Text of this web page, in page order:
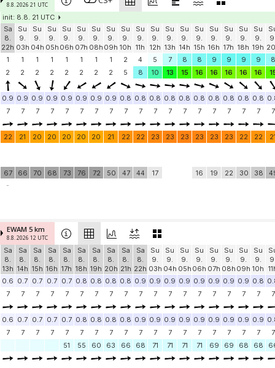
8.8. 2026 21 UTC
init: 8.8. 21 UTC
Sa
8.
22h
Su
9.
03h
Su
9.
04h
Su
9.
05h
Su
9.
06h
Su
9.
07h
Su
9.
08h
Su
9.
09h
Su
9.
10h
Su
9.
11h
Su
9.
12h
Su
9.
13h
Su
9.
14h
Su
9.
15h
Su
9.
16h
Su
9.
17h
Su
9.
18h
Su
9.
19h
1
1 1 1 1 1 1 1 2 4 5 7 8 8 9 9 9 9
8
2
2 2 2 2 2 2 2 5 8 10 13 15 16 16 16 16 16
0.9 0.9 0.9 0.9 0.9 0.9 0.9 0.9 0.8 0.8 0.8 0.8 0.8 0.8 0.8 0.8 0.8 0.8
7
7 7 7 7 7 7 7 7 7 7 7 7 7 7 7 7 7 7
22 21 20 20 20 20 20 21 22 22 23 23 23 23 23 23 22 22
67 66 70 68 73 76 72 50 47 44 17 16 19 22 30 38
-
EWAM 5 km
8.8. 2026 12 UTC
Sa
8.
13h
Sa
8.
14h
Sa
8.
15h
Sa
8.
16h
Sa
8.
17h
Sa
8.
18h
Sa
8.
19h
Sa
8.
20h
Sa
8.
21h
Sa
8.
22h
Su
9.
03h
Su
9.
04h
Su
9.
05h
Su
9.
06h
Su
9.
07h
Su
9.
08h
Su
9.
09h
Su
9.
10h
0.6 0.7 0.7 0.7 0.7 0.8 0.8 0.8 0.8 0.9 0.9 0.9 0.9 0.9 0.9 0.9 0.9 0.8
7
7 7 7 7 7 7 7 7 7 7 7 7 7 7 7 7 7 7
0.6 0.7 0.7 0.7 0.7 0.8 0.8 0.8 0.8 0.9 0.9 0.9 0.9 0.9 0.9 0.9 0.9 0.9
7
7 7 7 7 7 7 7 7 7 7 7 7 7 7 7 7 7
7
51
55 60 63 66 68 71 71 71 71 69 69 68 68